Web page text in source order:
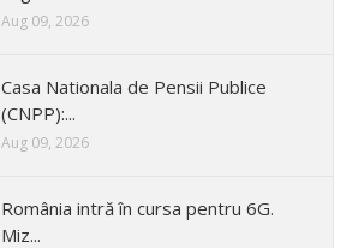
Aug 09, 2026
Casa Nationala de Pensii Publice
(CNPP):...
Aug 09, 2026
România intră în cursa pentru 6G.
Miz...